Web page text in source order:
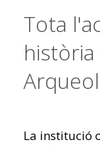
Tota
La institució